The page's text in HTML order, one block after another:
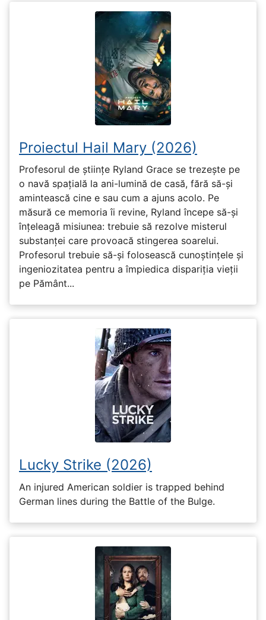
Proiectul Hail Mary (2026)
Profesorul de științe Ryland Grace se trezește pe
o navă spațială la ani-lumină de casă, fără să-și
amintească cine e sau cum a ajuns acolo. Pe
măsură ce memoria îi revine, Ryland începe să-și
înțeleagă misiunea: trebuie să rezolve misterul
substanței care provoacă stingerea soarelui.
Profesorul trebuie să-și folosească cunoștințele și
ingeniozitatea pentru a împiedica dispariția vieții
pe Pământ...
Lucky Strike (2026)
An injured American soldier is trapped behind
German lines during the Battle of the Bulge.